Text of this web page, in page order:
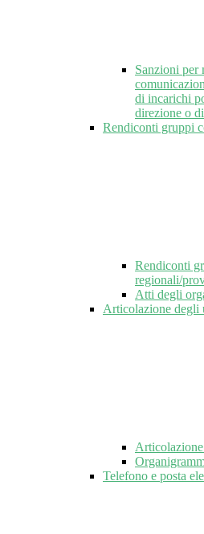
Sanzioni per
di incarichi
direzione o
Rendiconti gruppi
Rendiconti
regionali/
Atti degli
Articolazione degli
Telefono e posta